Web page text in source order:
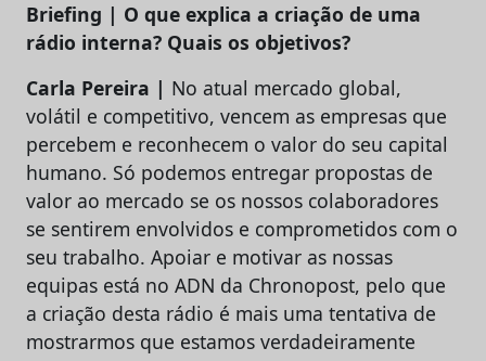
Briefing | O que explica a criação de uma
rádio interna? Quais os objetivos?
Carla Pereira | No atual mercado global,
volátil e competitivo, vencem as empresas que
percebem e reconhecem o valor do seu capital
humano. Só podemos entregar propostas de
valor ao mercado se os nossos colaboradores
se sentirem envolvidos e comprometidos com o
seu trabalho. Apoiar e motivar as nossas
equipas está no ADN da Chronopost, pelo que
a criação desta rádio é mais uma tentativa de
mostrarmos que estamos verdadeiramente